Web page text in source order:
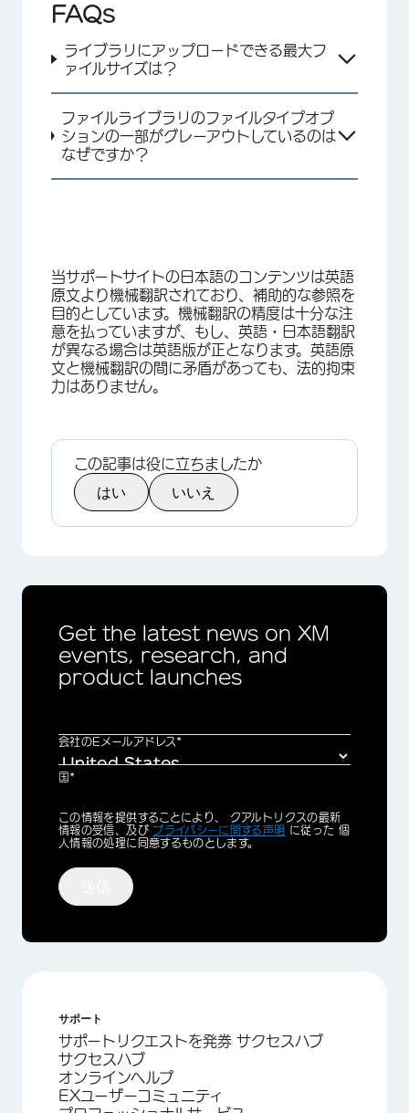
FAQs
ライブラリにアップロードできる最大フ
ァイルサイズは？
ファイルライブラリのファイルタイプオプ
ションの一部がグレーアウトしているのは
なぜですか？
当サポートサイトの日本語のコンテンツは英語
原文より機械翻訳されており、補助的な参照を
目的としています。機械翻訳の精度は十分な注
意を払っていますが、もし、英語・日本語翻訳
が異なる場合は英語版が正となります。英語原
文と機械翻訳の間に矛盾があっても、法的拘束
力はありません。
この記事は役に立ちましたか
はい いいえ
Get the latest news on XM
events, research, and
product launches
会社のEメールアドレス*
国*
Privacy
Optin
この情報を提供することにより、 クアルトリクスの最新
情報の受信、及び プライバシーに関する声明 に従った 個
人情報の処理に同意するものとします。
サポート
サポートリクエストを発券 サクセスハブ
サクセスハブ
オンラインヘルプ
EXユーザーコミュニティ